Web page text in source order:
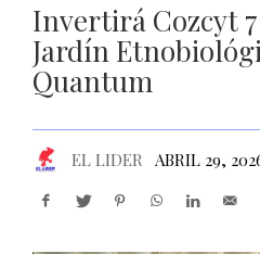
CONTINUARÁ SSZ CON
Invertirá Cozcyt
Jardín
Quantum
EL LIDER ABRIL 29,